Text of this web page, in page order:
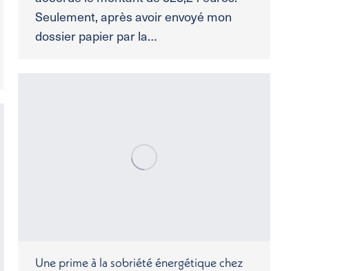
Seulement, après avoir envoyé mon
dossier papier par la…
Une prime à la sobriété énergétique chez